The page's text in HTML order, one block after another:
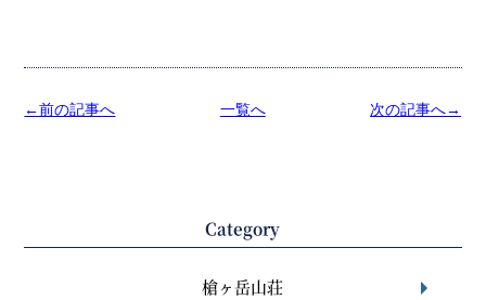
←前の記事へ 一覧へ 次の記事へ→
Category
槍ヶ岳山荘